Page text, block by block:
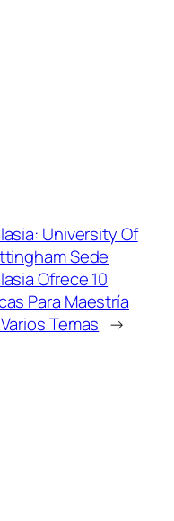
University Of
Sede
Ofrece 10
Para Maestría
Temas →